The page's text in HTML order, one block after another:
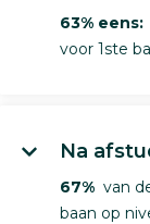
63% eens:
voor 1ste
Na
67% van
baan op